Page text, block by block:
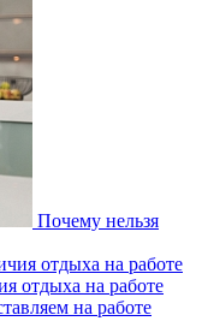
Почему нельзя
отдыха на работе
на работе